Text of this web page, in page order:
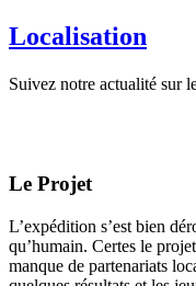
Localisation
Suivez notre actualité sur
Le Projet
L’expédition s’est bien
qu’humain. Certes le
manque de partenariats